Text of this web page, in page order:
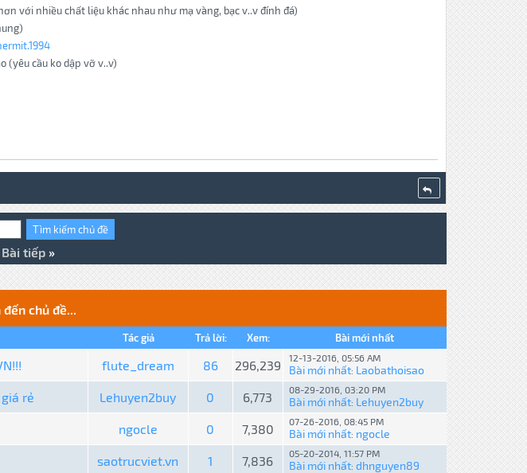
với nhiều chất liệu khác nhau như mạ vàng, bạc v..v đính đá)
(yêu cầu ko dập vỡ v..v)
Bài tiếp »
chủ đề...
Tác giả Trả lời: Xem: Bài mới nhất
flute_dream 86 296,239 12-13-2016, 05:56 AM
Bài mới nhất: Laobathoisao
rẻ Lehuyen2buy 0 6,773 08-29-2016, 03:20 PM
Bài mới nhất: Lehuyen2buy
ngocle 0 7,380 07-26-2016, 08:45 PM
Bài mới nhất: ngocle
saotrucviet.vn 1 7,836 05-20-2014, 11:57 PM
Bài mới nhất: dhnguyen89